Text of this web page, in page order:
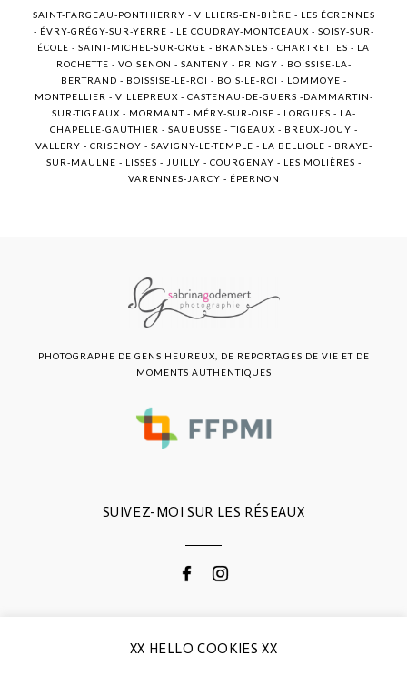
SAINT-FARGEAU-PONTHIERRY - VILLIERS-EN-BIÈRE - LES ÉCRENNES
- ÉVRY-GRÉGY-SUR-YERRE - LE COUDRAY-MONTCEAUX - SOISY-SUR-
ÉCOLE - SAINT-MICHEL-SUR-ORGE - BRANSLES - CHARTRETTES - LA
ROCHETTE - VOISENON - SANTENY - PRINGY - BOISSISE-LA-
BERTRAND - BOISSISE-LE-ROI - BOIS-LE-ROI - LOMMOYE -
MONTPELLIER - VILLEPREUX - CASTENAU-DE-GUERS -DAMMARTIN-
SUR-TIGEAUX - MORMANT - MÉRY-SUR-OISE - LORGUES - LA-
CHAPELLE-GAUTHIER - SAUBUSSE - TIGEAUX - BREUX-JOUY -
VALLERY - CRISENOY - SAVIGNY-LE-TEMPLE - LA BELLIOLE - BRAYE-
SUR-MAULNE - LISSES - JUILLY - COURGENAY - LES MOLIÈRES -
VARENNES-JARCY - ÉPERNON
SUIVEZ-MOI SUR LES RÉSEAUX
PHOTOGRAPHE DE GENS HEUREUX, DE REPORTAGES DE VIE ET DE
MOMENTS AUTHENTIQUES
CONTACTEZ-MOI
XX HELLO COOKIES XX